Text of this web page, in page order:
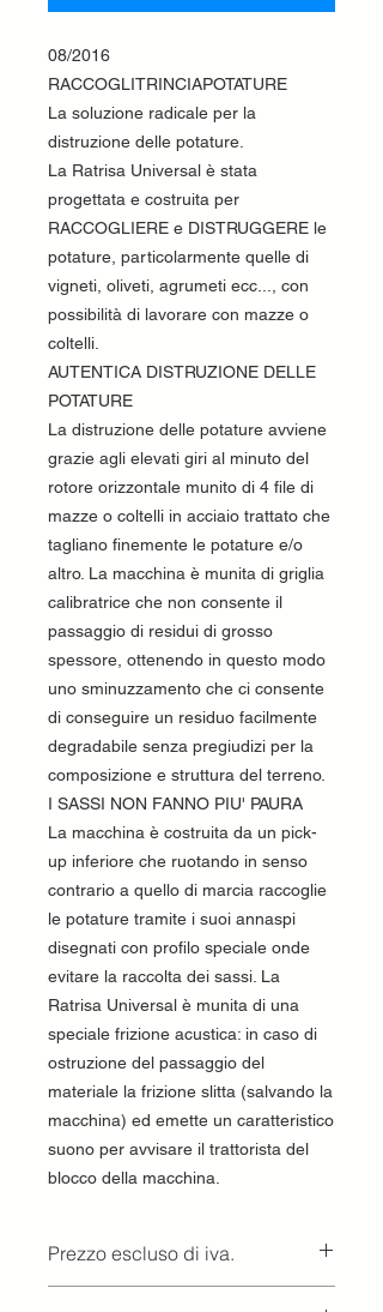
08/2016
RACCOGLITRINCIAPOTATURE
La soluzione radicale per la
distruzione delle potature.
La Ratrisa Universal è stata
progettata e costruita per
RACCOGLIERE e DISTRUGGERE le
potature, particolarmente quelle di
vigneti, oliveti, agrumeti ecc..., con
possibilità di lavorare con mazze o
coltelli.
AUTENTICA DISTRUZIONE DELLE
POTATURE
La distruzione delle potature avviene
grazie agli elevati giri al minuto del
rotore orizzontale munito di 4 file di
mazze o coltelli in acciaio trattato che
tagliano finemente le potature e/o
altro. La macchina è munita di griglia
calibratrice che non consente il
passaggio di residui di grosso
spessore, ottenendo in questo modo
uno sminuzzamento che ci consente
di conseguire un residuo facilmente
degradabile senza pregiudizi per la
composizione e struttura del terreno.
I SASSI NON FANNO PIU' PAURA
La macchina è costruita da un pick-
up inferiore che ruotando in senso
contrario a quello di marcia raccoglie
le potature tramite i suoi annaspi
disegnati con profilo speciale onde
evitare la raccolta dei sassi. La
Ratrisa Universal è munita di una
speciale frizione acustica: in caso di
ostruzione del passaggio del
materiale la frizione slitta (salvando la
macchina) ed emette un caratteristico
suono per avvisare il trattorista del
blocco della macchina.
Prezzo escluso di iva.